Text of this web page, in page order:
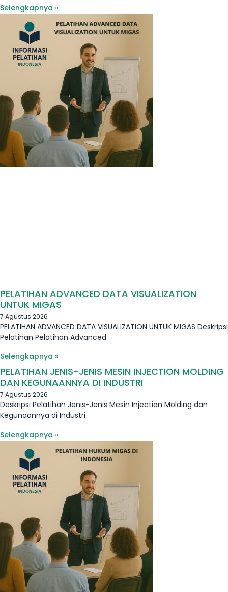
Selengkapnya »
PELATIHAN ADVANCED DATA VISUALIZATION
UNTUK MIGAS
7 Agustus 2026
PELATIHAN ADVANCED DATA VISUALIZATION UNTUK MIGAS Deskripsi
Pelatihan Pelatihan Advanced
Selengkapnya »
PELATIHAN JENIS-JENIS MESIN INJECTION MOLDING
DAN KEGUNAANNYA DI INDUSTRI
7 Agustus 2026
Deskripsi Pelatihan Jenis-Jenis Mesin Injection Molding dan
Kegunaannya di Industri
Selengkapnya »